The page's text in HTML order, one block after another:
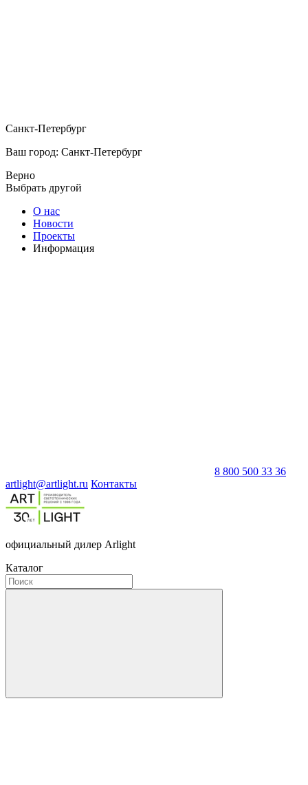
Санкт-Петербург
Ваш город: Санкт-Петербург
Верно
Выбрать другой
О нас
Новости
Проекты
Информация
8 800 500 33 36
artlight@artlight.ru Контакты
официальный дилер Arlight
Каталог